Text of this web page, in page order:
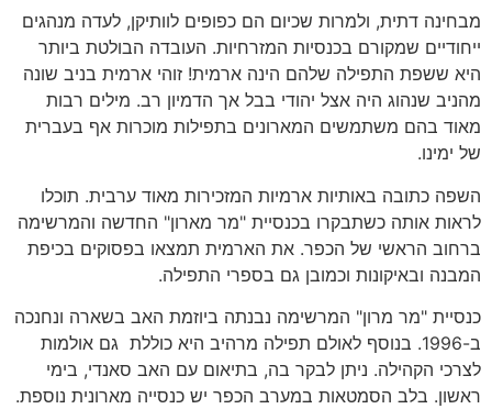
מבחינה דתית, ולמרות שכיום הם כפופים לוותיקן, לעדה מנהגים
ייחודיים שמקורם בכנסיות המזרחיות. העובדה הבולטת ביותר
היא ששפת התפילה שלהם הינה ארמית! זוהי ארמית בניב שונה
מהניב שנהוג היה אצל יהודי בבל אך הדמיון רב. מילים רבות
מאוד בהם משתמשים המארונים בתפילות מוכרות אף בעברית
של ימינו.
השפה כתובה באותיות ארמיות המזכירות מאוד ערבית. תוכלו
לראות אותה כשתבקרו בכנסיית "מר מארון" החדשה והמרשימה
ברחוב הראשי של הכפר. את הארמית תמצאו בפסוקים בכיפת
המבנה ובאיקונות וכמובן גם בספרי התפילה.
כנסיית "מר מרון" המרשימה נבנתה ביוזמת האב בשארה ונחנכה
ב-1996. בנוסף לאולם תפילה מרהיב היא כוללת גם אולמות
לצרכי הקהילה. ניתן לבקר בה, בתיאום עם האב סאנדי, בימי
ראשון. בלב הסמטאות במערב הכפר יש כנסייה מארונית נוספת.